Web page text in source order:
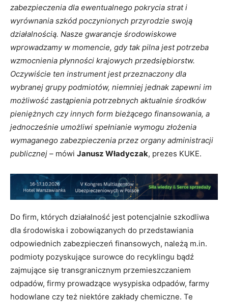
zabezpieczenia dla ewentualnego pokrycia strat i
wyrównania szkód poczynionych przyrodzie swoją
działalnością. Nasze gwarancje środowiskowe
wprowadzamy w momencie, gdy tak pilna jest potrzeba
wzmocnienia płynności krajowych przedsiębiorstw.
Oczywiście ten instrument jest przeznaczony dla
wybranej grupy podmiotów, niemniej jednak zapewni im
możliwość zastąpienia potrzebnych aktualnie środków
pieniężnych czy innych form bieżącego finansowania, a
jednocześnie umożliwi spełnianie wymogu złożenia
wymaganego zabezpieczenia przez organy administracji
publicznej – mówi Janusz Władyczak, prezes KUKE.
Do firm, których działalność jest potencjalnie szkodliwa
dla środowiska i zobowiązanych do przedstawiania
odpowiednich zabezpieczeń finansowych, należą m.in.
podmioty pozyskujące surowce do recyklingu bądź
zajmujące się transgranicznym przemieszczaniem
odpadów, firmy prowadzące wysypiska odpadów, farmy
hodowlane czy też niektóre zakłady chemiczne. Te